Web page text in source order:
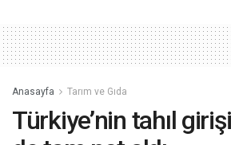
Anasayfa Tarım ve Gıda
Türkiye’nin tahıl